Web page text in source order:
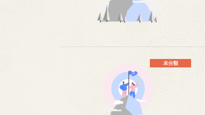
未分類